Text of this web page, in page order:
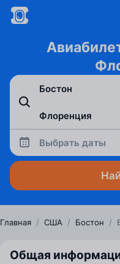
Выбрать даты
Главная / США / Бостон /
Общая